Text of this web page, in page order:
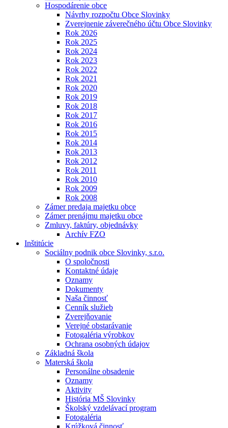
Hospodárenie obce
Návrhy rozpočtu Obce Slovinky
Zverejnenie záverečného účtu Obce Slovinky
Rok 2026
Rok 2025
Rok 2024
Rok 2023
Rok 2022
Rok 2021
Rok 2020
Rok 2019
Rok 2018
Rok 2017
Rok 2016
Rok 2015
Rok 2014
Rok 2013
Rok 2012
Rok 2011
Rok 2010
Rok 2009
Rok 2008
Zámer predaja majetku obce
Zámer prenájmu majetku obce
Zmluvy, faktúry, objednávky
Archív FZO
Inštitúcie
Sociálny podnik obce Slovinky, s.r.o.
O spoločnosti
Kontaktné údaje
Oznamy
Dokumenty
Naša činnosť
Cenník služieb
Zverejňovanie
Verejné obstarávanie
Fotogaléria výrobkov
Ochrana osobných údajov
Základná škola
Materská škola
Personálne obsadenie
Oznamy
Aktivity
História MŠ Slovinky
Školský vzdelávací program
Fotogaléria
Krúžková činnosť